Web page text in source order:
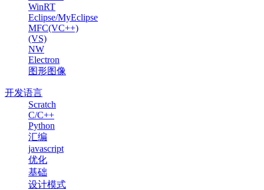
WinRT
Eclipse/MyEclipse
MFC(VC++)
(VS)
NW
Electron
图形图像
开发语言
Scratch
C/C++
Python
汇编
javascript
优化
基础
设计模式